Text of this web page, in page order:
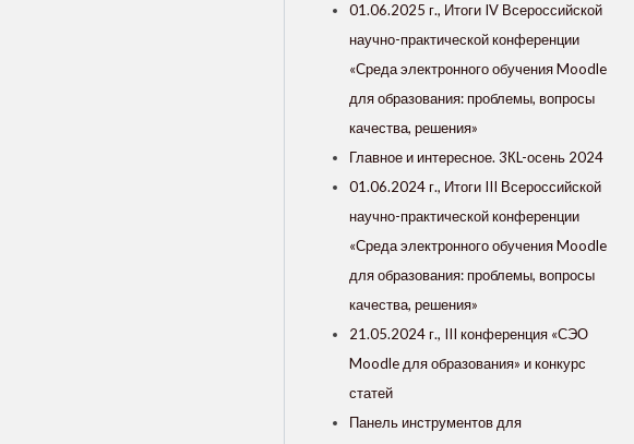
01.06.2025 г., Итоги IV Всероссийской
научно-практической конференции
«Среда электронного обучения Moodle
для образования: проблемы, вопросы
качества, решения»
Главное и интересное. 3КL-осень 2024
01.06.2024 г., Итоги III Всероссийской
научно-практической конференции
«Среда электронного обучения Moodle
для образования: проблемы, вопросы
качества, решения»
21.05.2024 г., III конференция «СЭО
Moodle для образования» и конкурс
статей
Панель инструментов для